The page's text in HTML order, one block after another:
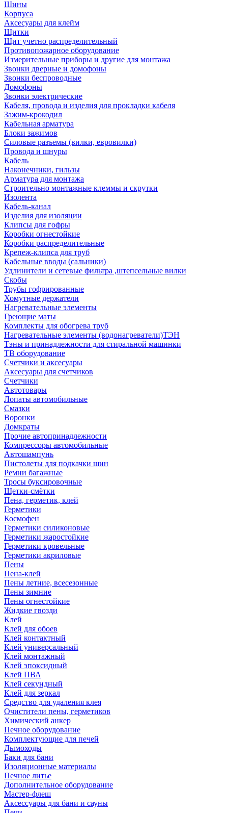
Шины
Корпуса
Аксесуары для клейм
Щитки
Щит учетно распределительный
Противопожарное оборудование
Измерительные приборы и другие для монтажа
Звонки дверные и домофоны
Звонки беспроводные
Домофоны
Звонки электрические
Кабеля, провода и изделия для прокладки кабеля
Зажим-крокодил
Кабельная арматура
Блоки зажимов
Силовые разъемы (вилки, евровилки)
Провода и шнуры
Кабель
Наконечники, гильзы
Арматура для монтажа
Строительно монтажные клеммы и скрутки
Изолента
Кабель-канал
Изделия для изоляции
Клипсы для гофры
Коробки огнестойкие
Коробки распределительные
Крепеж-клипса для труб
Кабельные вводы (сальники)
Удлинители и сетевые фильтра ,штепсельные вилки
Скобы
Трубы гофрированные
Хомутные держатели
Нагревательные элементы
Греющие маты
Комплекты для обогрева труб
Нагревательные элементы (водонагреватели)ТЭН
Тэны и принадлежности для стиральной машинки
ТВ оборудование
Счетчики и аксесуары
Аксесуары для счетчиков
Счетчики
Автотовары
Лопаты автомобильные
Смазки
Воронки
Домкраты
Прочие автопринадлежности
Компрессоры автомобильные
Автошампунь
Пистолеты для подкачки шин
Ремни багажные
Тросы буксировочные
Щетки-смётки
Пена, герметик, клей
Герметики
Космофен
Герметики силиконовые
Герметики жаростойкие
Герметики кровельные
Герметики акриловые
Пены
Пена-клей
Пены летние, всесезонные
Пены зимние
Пены огнестойкие
Жидкие гвозди
Клей
Клей для обоев
Клей контактный
Клей универсальный
Клей монтажный
Клей эпоксидный
Клей ПВА
Клей секундный
Клей для зеркал
Средство для удаления клея
Очистители пены, герметиков
Химический анкер
Печное оборудование
Комплектующие для печей
Дымоходы
Баки для бани
Изоляционные материалы
Печное литье
Дополнительное оборудование
Мастер-флеш
Аксессуары для бани и сауны